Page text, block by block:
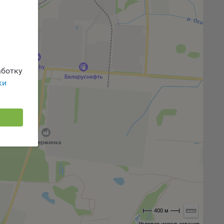
400 м